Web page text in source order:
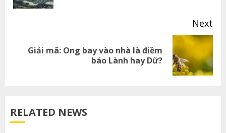
Next
NextGiải mã: Ong bay vào nhà là điềm
báo Lành hay Dữ?
RELATED NEWS